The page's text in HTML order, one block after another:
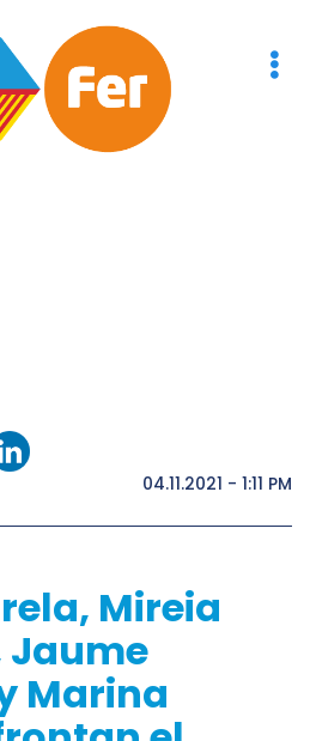
04.11.2021 - 1:11 PM
Mireia
Jaume
Marina